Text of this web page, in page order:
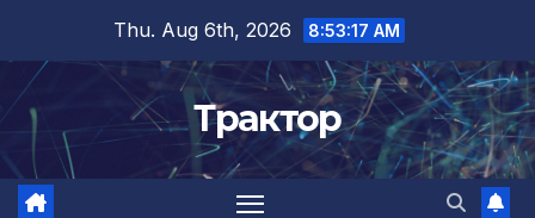
content
Thu. Aug 6th, 2026 8:53:18 AM
Трактор